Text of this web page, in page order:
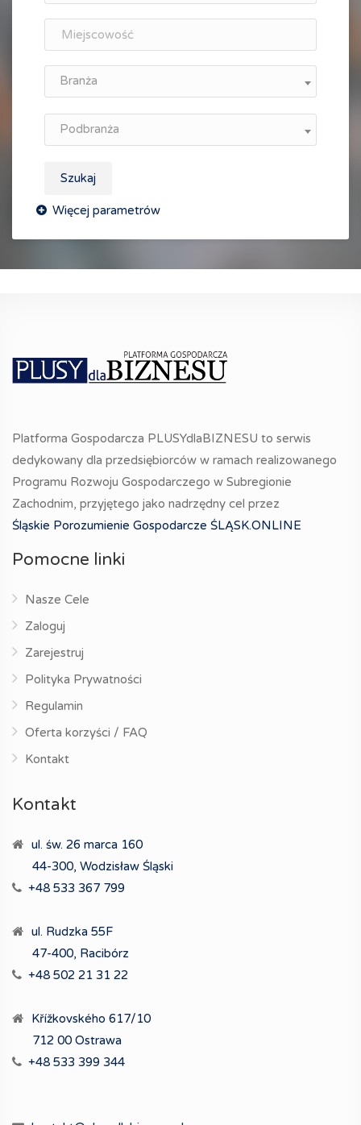
Branża
Podbranża
Szukaj
Platforma Gospodarcza PLUSYdlaBIZNESU to serwis
dedykowany dla przedsiębiorców w ramach realizowanego
Programu Rozwoju Gospodarczego w Subregionie
Zachodnim, przyjętego jako nadrzędny cel przez
Śląskie Porozumienie Gospodarcze ŚLĄSK.ONLINE
Pomocne linki
Nasze Cele
Zaloguj
Zarejestruj
Polityka Prywatności
Regulamin
Oferta korzyści / FAQ
Kontakt
Kontakt
ul. św. 26 marca 160
44-300, Wodzisław Śląski
+48 533 367 799
ul. Rudzka 55F
47-400, Racibórz
+48 502 21 31 22
Křížkovského 617/10
712 00 Ostrawa
+48 533 399 344